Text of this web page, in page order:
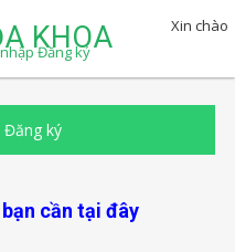
KHOA
Xin chào
Đăng ký
Đăng ký
cần tại đây